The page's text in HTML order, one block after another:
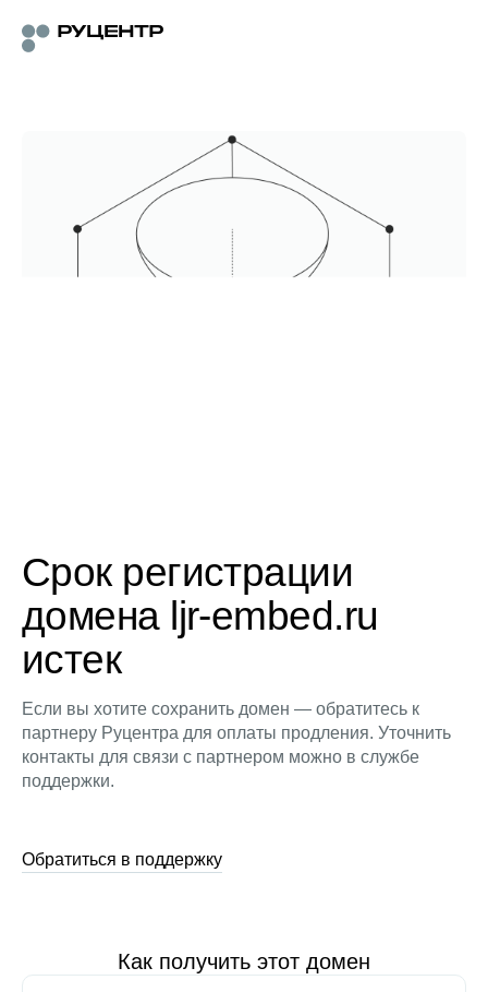
Срок регистрации
домена ljr-embed.ru
истек
Если вы хотите сохранить домен — обратитесь к
партнеру Руцентра для оплаты продления. Уточнить
контакты для связи с партнером можно в службе
поддержки.
Обратиться в поддержку
Как получить этот домен